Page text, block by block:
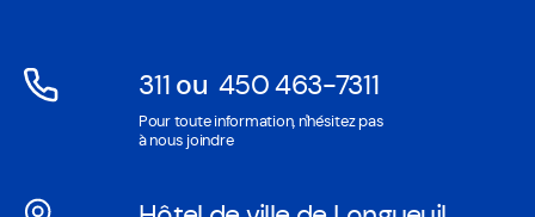
311Ouvre
dans
fenêtre
ou 450 463-7311
Ouvre
dans
fenêtre
Pour toute information, n'hésitez pas
à nous joindre